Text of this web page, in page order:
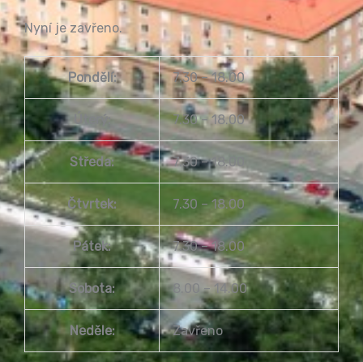
Nyní je zavřeno.
Pondělí: 7.30 – 18.00
Úterý: 7.30 – 18.00
Středa: 7.30 – 18.00
Čtvrtek: 7.30 – 18.00
Pátek: 7.30 – 18.00
Sobota: 8.00 – 14.00
Neděle: Zavřeno